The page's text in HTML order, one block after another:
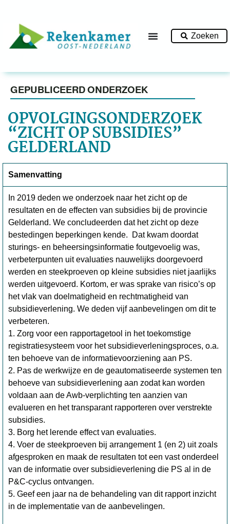
Zoeken
GEPUBLICEERD ONDERZOEK
OPVOLGINGSONDERZOEK
“ZICHT OP SUBSIDIES”
GELDERLAND
Samenvatting
In 2019 deden we onderzoek naar het zicht op de
resultaten en de effecten van subsidies bij de provincie
Gelderland. We concludeerden dat het zicht op deze
bestedingen beperkingen kende. Dat kwam doordat
sturings- en beheersingsinformatie foutgevoelig was,
verbeterpunten uit evaluaties nauwelijks doorgevoerd
werden en steekproeven op kleine subsidies niet jaarlijks
werden uitgevoerd. Kortom, er was sprake van risico’s op
het vlak van doelmatigheid en rechtmatigheid van
subsidieverlening. We deden vijf aanbevelingen om dit te
verbeteren.
1. Zorg voor een rapportagetool in het toekomstige
registratiesysteem voor het subsidieverleningsproces, o.a.
ten behoeve van de informatievoorziening aan PS.
2. Pas de werkwijze en de geautomatiseerde systemen ten
behoeve van subsidieverlening aan zodat kan worden
voldaan aan de Awb-verplichting ten aanzien van
evalueren en het transparant rapporteren over verstrekte
subsidies.
3. Borg het lerende effect van evaluaties.
4. Voer de steekproeven bij arrangement 1 (en 2) uit zoals
afgesproken en maak de resultaten tot een vast onderdeel
van de informatie over subsidieverlening die PS al in de
P&C-cyclus ontvangen.
5. Geef een jaar na de behandeling van dit rapport inzicht
in de implementatie van de aanbevelingen.